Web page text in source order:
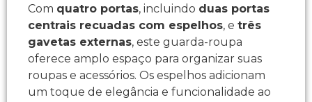
Com quatro portas, incluindo duas portas
centrais recuadas com espelhos, e três
gavetas externas, este guarda-roupa
oferece amplo espaço para organizar suas
roupas e acessórios. Os espelhos adicionam
um toque de elegância e funcionalidade ao